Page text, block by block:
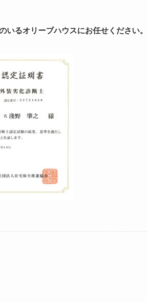
いるオリーブハウスにお任せください。